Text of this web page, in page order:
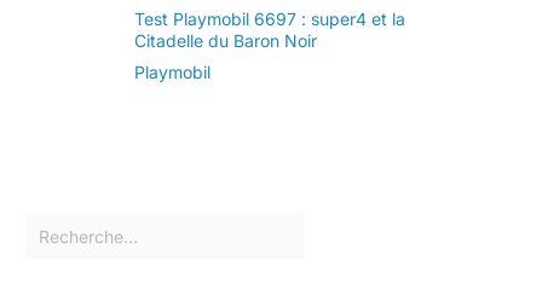
Test Playmobil 6697 : super4 et la
Citadelle du Baron Noir
Playmobil